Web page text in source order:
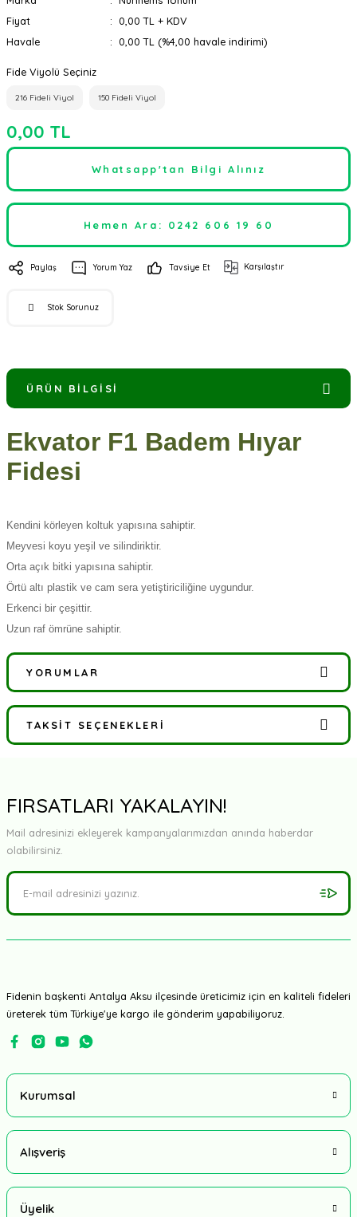
Fiyat
0,00 TL + KDV
Havale
0,00 TL (%4,00 havale indirimi)
Fide Viyolü Seçiniz
216 Fideli Viyol 150 Fideli Viyol
0,00 TL
Whatsapp'tan Bilgi Alınız
Hemen Ara: 0242 606 19 60
Paylaş Yorum Yaz Tavsiye Et Karşılaştır
Stok Sorunuz
ÜRÜN BILGISI
Ekvator F1 Badem Hıyar
Fidesi
Kendini körleyen koltuk yapısına sahiptir.
Meyvesi koyu yeşil ve silindiriktir.
Orta açık bitki yapısına sahiptir.
Örtü altı plastik ve cam sera yetiştiriciliğine uygundur.
Erkenci bir çeşittir.
Uzun raf ömrüne sahiptir.
YORUMLAR
Bu ürüne ilk yorumu siz yapın!
TAKSIT SEÇENEKLERI
FIRSATLARI YAKALAYIN!
Mail adresinizi ekleyerek kampanyalarımızdan anında haberdar
olabilirsiniz.
Fidenin başkenti Antalya Aksu ilçesinde üreticimiz için en kaliteli fideleri
üreterek tüm Türkiye'ye kargo ile gönderim yapabiliyoruz.
Kurumsal
Alışveriş
Üyelik